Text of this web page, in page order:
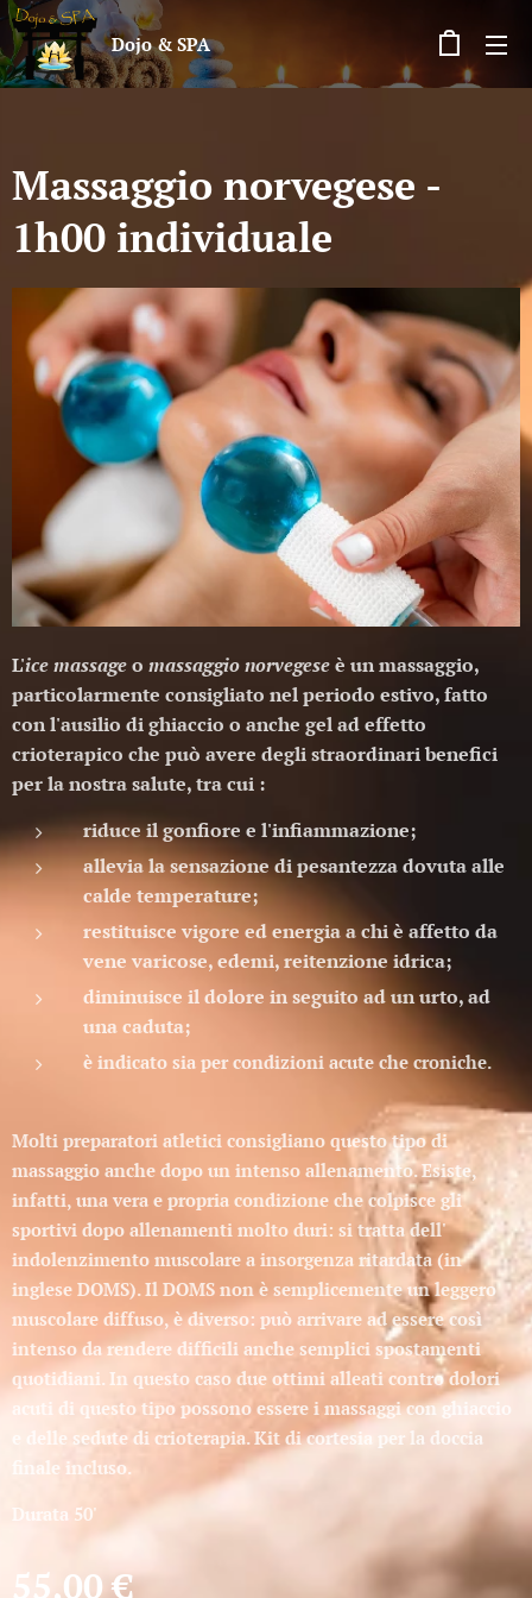
Dojo & SPA
Massaggio norvegese -
1h00 individuale
L'ice massageo massaggio norvegeseè un massaggio,
particolarmente consigliato nel periodo estivo, fatto
con l'ausilio di ghiaccio o anche gel ad effetto
crioterapico che può avere degli straordinari benefici
per la nostra salute, tra cui :
riduce il gonfiore e l'infiammazione;
allevia la sensazione di pesantezza dovuta alle
calde temperature;
restituisce vigore ed energia a chi è affetto da
vene varicose, edemi, reitenzione idrica;
diminuisce il dolore in seguito ad un urto, ad
una caduta;
è indicato sia per condizioni acute che croniche.
Molti preparatori atletici consigliano questo tipo di
massaggio anche dopo un intenso allenamento. Esiste,
infatti, una vera e propria condizione che colpisce gli
sportivi dopo allenamenti molto duri: si tratta dell'
indolenzimento muscolare a insorgenza ritardata (in
inglese DOMS). Il DOMS non è semplicemente un leggero
muscolare diffuso, è diverso: può arrivare ad essere così
intenso da rendere difficili anche semplici spostamenti
quotidiani. In questo caso due ottimi alleati contro dolori
acuti di questo tipo possono essere i massaggi con ghiaccio
e delle sedute di crioterapia. Kit di cortesia per la doccia
finale incluso.
Durata 50'
55,00€